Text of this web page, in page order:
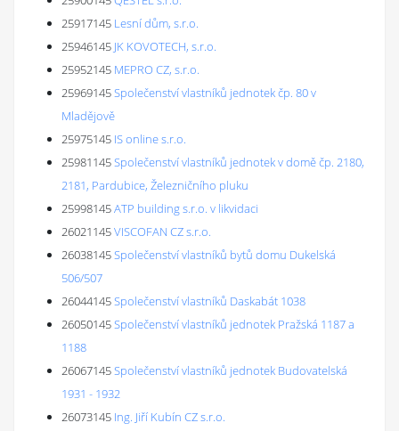
25917145 Lesní dům, s.r.o.
25946145 JK KOVOTECH, s.r.o.
25952145 MEPRO CZ, s.r.o.
25969145Společenství vlastníků jednotek čp. 80 v
Mladějově
25975145 IS online s.r.o.
25981145Společenství vlastníků jednotek v domě čp. 2180,
2181, Pardubice, Železničního pluku
25998145ATP building s.r.o. v likvidaci
26021145VISCOFAN CZ s.r.o.
26038145Společenství vlastníků bytů domu Dukelská
506/507
26044145Společenství vlastníků Daskabát 1038
26050145Společenství vlastníků jednotek Pražská 1187 a
1188
26067145Společenství vlastníků jednotek Budovatelská
1931 - 1932
26073145 Ing. Jiří Kubín CZ s.r.o.